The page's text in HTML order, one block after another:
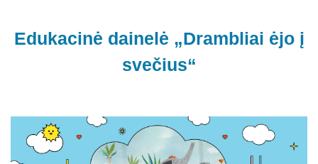
Edukacinė dainelė „Drambliai ėjo į
svečius“